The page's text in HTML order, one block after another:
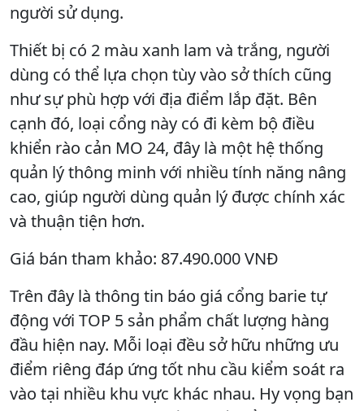
người sử dụng.
Thiết bị có 2 màu xanh lam và trắng, người
dùng có thể lựa chọn tùy vào sở thích cũng
như sự phù hợp với địa điểm lắp đặt. Bên
cạnh đó, loại cổng này có đi kèm bộ điều
khiển rào cản MO 24, đây là một hệ thống
quản lý thông minh với nhiều tính năng nâng
cao, giúp người dùng quản lý được chính xác
và thuận tiện hơn.
Giá bán tham khảo: 87.490.000 VNĐ
Trên đây là thông tin báo giá cổng barie tự
động với TOP 5 sản phẩm chất lượng hàng
đầu hiện nay. Mỗi loại đều sở hữu những ưu
điểm riêng đáp ứng tốt nhu cầu kiểm soát ra
vào tại nhiều khu vực khác nhau. Hy vọng bạn